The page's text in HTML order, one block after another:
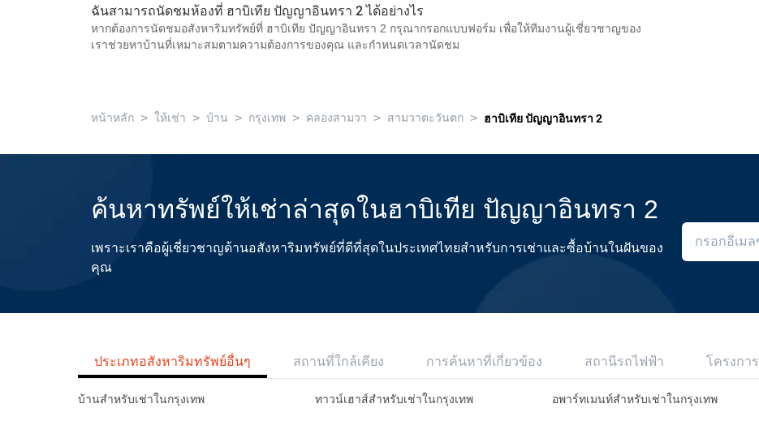
ฉันสามารถนัดชมห้องที่ ฮาบิเทีย ปัญญาอินทรา 2 ได้อย่างไร
หากต้องการนัดชมอสังหาริมทรัพย์ที่ ฮาบิเทีย ปัญญาอินทรา 2 กรุณากรอกแบบฟอร์ม เพื่อให้ทีมงานผู้เชี่ยวชาญของ
เราช่วยหาบ้านที่เหมาะสมตามความต้องการของคุณ และกำหนดเวลานัดชม
หน้าหลัก > ให้เช่า > บ้าน > กรุงเทพ > คลองสามวา > สามวาตะวันตก > ฮาบิเทีย ปัญญาอินทรา 2
ค้นหาทรัพย์ให้เช่าล่าสุดในฮาบิเทีย ปัญญาอินทรา 2
เพราะเราคือผู้เชี่ยวชาญด้านอสังหาริมทรัพย์ที่ดีที่สุดในประเทศไทยสำหรับการเช่าและซื้อบ้านในฝันของ
คุณ
ประเภทอสังหาริมทรัพย์อื่นๆ สถานที่ใกล้เคียง การค้นหาที่เกี่ยวข้อง สถานีรถไฟฟ้า โครงการ
บ้านสำหรับเช่าในกรุงเทพ ทาวน์เฮาส์สำหรับเช่าในกรุงเทพ อพาร์ทเมนท์สำหรับเช่าในกรุงเทพ